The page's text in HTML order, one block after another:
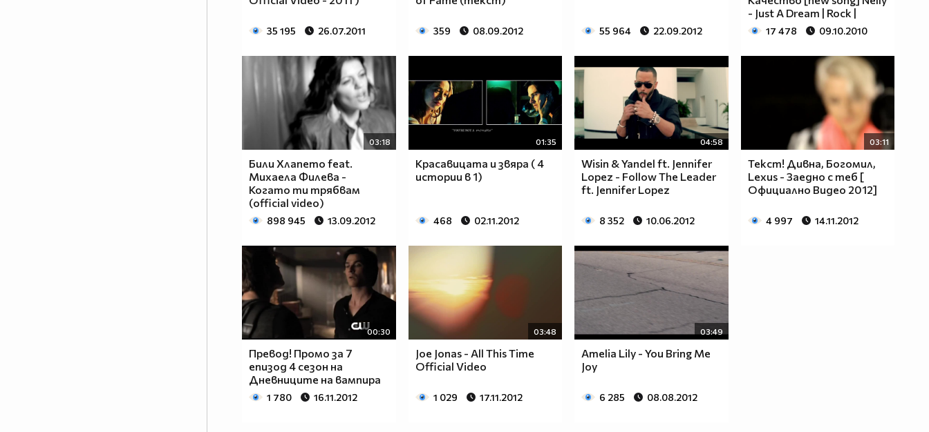
35 195 26.07.2011 359 08.09.2012 55 964 22.09.2012
- Just A Dream | Rock |
17 478 09.10.2010
03:18
Били Хлапето feat.
Михаела Филева -
Когато ти трябвам
(official video)
898 945 13.09.2012
01:35
Красавицата и звяра ( 4
истории в 1)
468 02.11.2012
04:58
Wisin & Yandel ft. Jennifer
Lopez - Follow The Leader
ft. Jennifer Lopez
8 352 10.06.2012
03:11
Текст! Дивна, Богомил,
Lexus - Заедно с теб [
Официално Видео 2012]
4 997 14.11.2012
00:30
Превод! Промо за 7
епизод 4 сезон на
Дневниците на вампира
1 780 16.11.2012
03:48
Joe Jonas - All This Time
Official Video
1 029 17.11.2012
03:49
Amelia Lily - You Bring Me
Joy
6 285 08.08.2012